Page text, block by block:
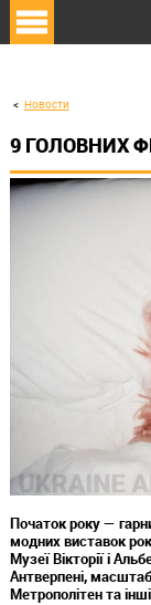
Новости
9 ГОЛОВНИХ
Початок року —
модних виставок
Музеї Вікторії і
Антверпені,
Метрополітен та